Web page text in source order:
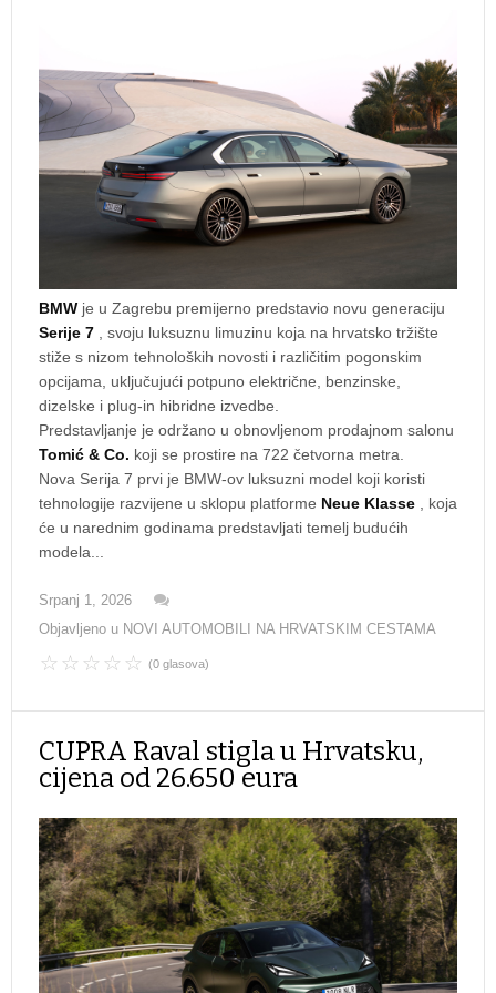
BMW je u Zagrebu premijerno predstavio novu generaciju
Serije 7
, svoju luksuznu limuzinu koja na hrvatsko tržište
stiže s nizom tehnoloških novosti i različitim pogonskim
opcijama, uključujući potpuno električne, benzinske,
dizelske i plug-in hibridne izvedbe.
Predstavljanje je održano u obnovljenom prodajnom salonu
Tomić & Co. koji se prostire na 722 četvorna metra.
Nova Serija 7 prvi je BMW-ov luksuzni model koji koristi
tehnologije razvijene u sklopu platforme Neue Klasse
, koja
će u narednim godinama predstavljati temelj budućih
modela...
Srpanj 1, 2026
Objavljeno u NOVI AUTOMOBILI NA HRVATSKIM CESTAMA
(0 glasova)
CUPRA Raval stigla u Hrvatsku,
cijena od 26.650 eura